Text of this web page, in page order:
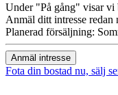
Under "På gång" visar vi
Anmäl ditt intresse redan
Planerad försäljning:
Anmäl intresse
Fota din bostad nu, sälj